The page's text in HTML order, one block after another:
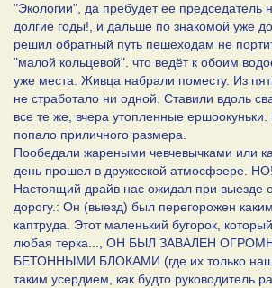
"Экологии", да пребудет ее председатель
долгие годы!, и дальше по знакомой уже
решил обратный путь пешеходам не
"малой кольцевой". что ведёт к обоим
уже места. Живца набрали поместу. Из
не стработало ни одной. Ставили вдоль
все те же, вчера утопленные
попало приличного размера.
Пообедали жареными чевчевычками или
день прошел в дружеской атмосфэере. НО!
Настоящий драйв нас ожидал при выезде
дорогу.: Он (выезд) был перегорожен
каптруда. Этот маленький бугорок,
любая терка..., ОН БЫЛ ЗАВАЛЕН
БЕТОННЫМИ БЛОКАМИ (где их только
таким усердием, как будто руководитель